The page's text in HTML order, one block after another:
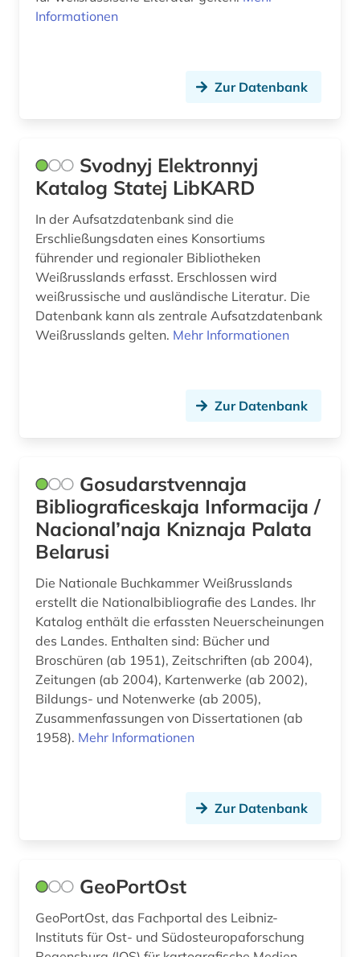
Informationen
Zur Datenbank
Svodnyj Elektronnyj
Katalog Statej LibKARD
In der Aufsatzdatenbank sind die
Erschließungsdaten eines Konsortiums
führender und regionaler Bibliotheken
Weißrusslands erfasst. Erschlossen wird
weißrussische und ausländische Literatur. Die
Datenbank kann als zentrale Aufsatzdatenbank
Weißrusslands gelten. Mehr Informationen
Zur Datenbank
Gosudarstvennaja
Bibliograficeskaja Informacija /
Nacional’naja Kniznaja Palata
Belarusi
Die Nationale Buchkammer Weißrusslands
erstellt die Nationalbibliografie des Landes. Ihr
Katalog enthält die erfassten Neuerscheinungen
des Landes. Enthalten sind: Bücher und
Broschüren (ab 1951), Zeitschriften (ab 2004),
Zeitungen (ab 2004), Kartenwerke (ab 2002),
Bildungs- und Notenwerke (ab 2005),
Zusammenfassungen von Dissertationen (ab
1958). Mehr Informationen
Zur Datenbank
GeoPortOst
GeoPortOst, das Fachportal des Leibniz-
Instituts für Ost- und Südosteuropaforschung